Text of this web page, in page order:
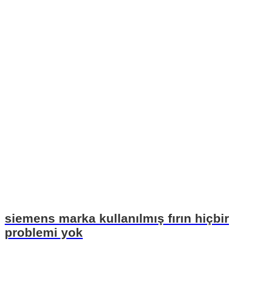
siemens marka kullanılmış fırın hiçbir
problemi yok